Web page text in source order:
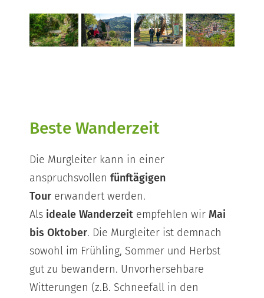
Beste Wanderzeit
Die Murgleiter kann in einer
anspruchsvollen fünftägigen
Tour erwandert werden.
Als ideale Wanderzeit empfehlen wir Mai
bis Oktober. Die Murgleiter ist demnach
sowohl im Frühling, Sommer und Herbst
gut zu bewandern. Unvorhersehbare
Witterungen (z.B. Schneefall in den